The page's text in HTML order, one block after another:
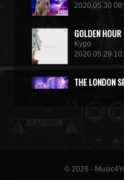
2020.05.30
GOLDEN HOUR
Kygo
2020.05.29
THE LONDON
© 2026 -